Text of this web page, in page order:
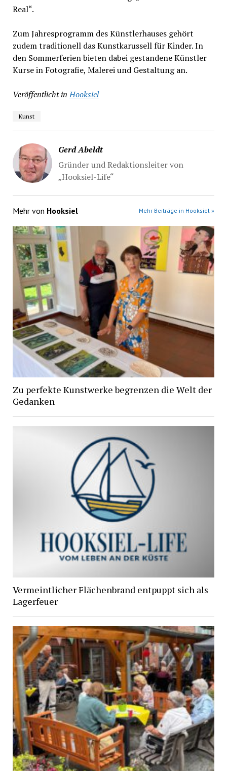
Real“.
Zum Jahresprogramm des Künstlerhauses gehört
zudem traditionell das Kunstkarussell für Kinder. In
den Sommerferien bieten dabei gestandene Künstler
Kurse in Fotografie, Malerei und Gestaltung an.
Veröffentlicht in Hooksiel
Kunst
Gerd Abeldt
Gründer und Redaktionsleiter von
„Hooksiel-Life“
Mehr von Hooksiel Mehr Beiträge in Hooksiel »
Zu perfekte Kunstwerke begrenzen die Welt der
Gedanken
Vermeintlicher Flächenbrand entpuppt sich als
Lagerfeuer